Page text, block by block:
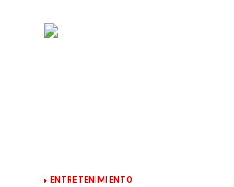
ENTRETENIMIENTO